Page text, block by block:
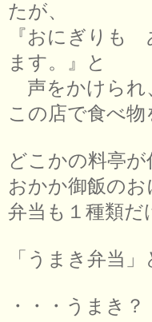
たが、
『おにぎりも
ます。』と
声をかけられ
この店で食べ
どこかの料亭
おかか御飯の
弁当も１種類
「うまき弁当
・・・うま